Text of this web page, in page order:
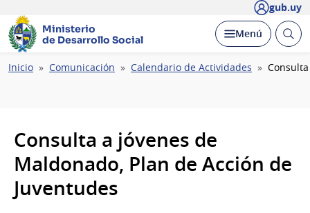
gub.uy
Ministerio
de Desarrollo Social
Desplegar
Menú Abrir
Ruta
Inicio Comunicación Calendario de Actividades
Consulta a jóvenes de
Maldonado, Plan de Acción de
Juventudes